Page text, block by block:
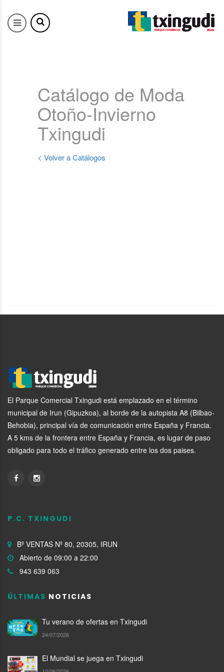
Catálogo de Moda
Otoño-Invierno
Txingudi
< Volver a Catálogos
El Parque Comercial Txingudi está emplazado en el término
municipal de Irun (Gipuzkoa), al borde de la autopista A8 (Bilbao-
Behobia), principal vía de comunicación entre España y Francia.
A 5 kms de la frontera entre España y Francia, es lugar de paso
obligado para todo el tráfico generado entre los dos paises.
P.C. TXINGUDI
Bº VENTAS Nº 80, 20305, IRUN
Abierto de 09:00 a 22:00
943 639 063
ÚLTIMAS NOTICIAS
Tu verano de ofertas en Txingudi
24/07/2026
El Mundial se juega en Txingudi